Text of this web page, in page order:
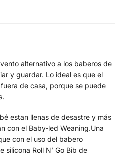
alternativo a los baberos de
y guardar. Lo ideal es que el
de casa, porque se puede
estan llenas de desastre y más
con el Baby-led Weaning.Una
con el uso del babero
silicona Roll N’ Go Bib de